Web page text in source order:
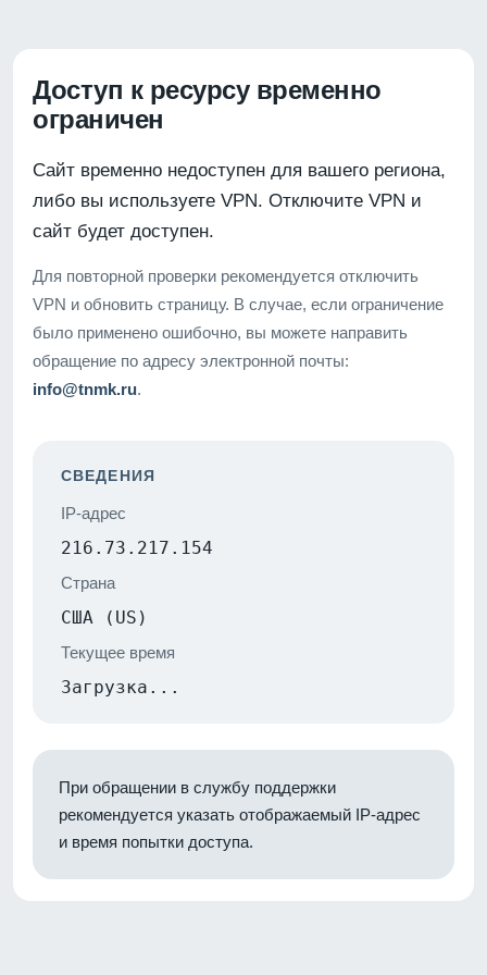
Доступ к ресурсу временно
ограничен
Сайт временно недоступен для вашего региона,
либо вы используете VPN. Отключите VPN и
сайт будет доступен.
Для повторной проверки рекомендуется отключить
VPN и обновить страницу. В случае, если ограничение
было применено ошибочно, вы можете направить
обращение по адресу электронной почты:
info@tnmk.ru.
СВЕДЕНИЯ
IP-адрес
216.73.217.154
Страна
США (US)
Текущее время
Загрузка...
При обращении в службу поддержки
рекомендуется указать отображаемый IP-адрес
и время попытки доступа.